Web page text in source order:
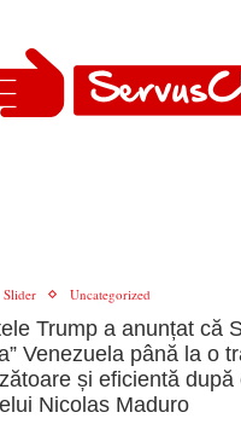
Slider Uncategorized
Trump a anunțat că
Venezuela până la o
și eficientă după
Nicolas Maduro